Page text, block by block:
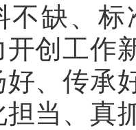
不缺、
创工作
、传承
当、真